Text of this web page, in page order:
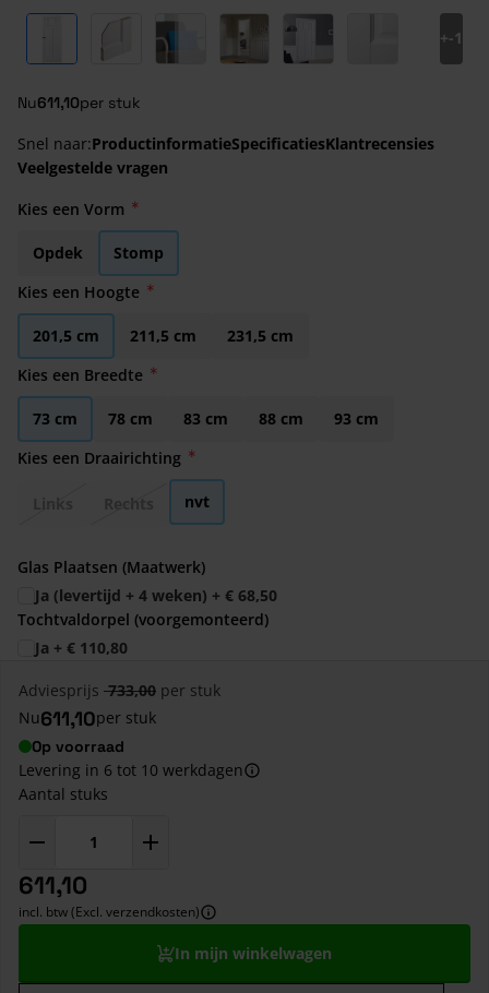
View larger imageView larger imageView larger image
View larger imageView larger image
+-1
Nu611,10per stuk
Snel naar:ProductinformatieSpecificatiesKlantrecensies
Veelgestelde vragen
Kies een Vorm
Opdek
Stomp
Kies een Hoogte
201,5 cm 211,5 cm
231,5 cm
Kies een Breedte
73 cm 78 cm 83 cm 88 cm
93 cm
Kies een Draairichting
nvt
Glas Plaatsen (Maatwerk)
Ja (levertijd + 4 weken) + € 68,50
Tochtvaldorpel (voorgemonteerd)
Ja + € 110,80
Adviesprijs 733,00 per stuk
Nu611,10per stuk
Op voorraad
Levering in 6 tot 10 werkdagen
Aantal stuks
611,10
incl. btw (Excl. verzendkosten)
In mijn winkelwagen